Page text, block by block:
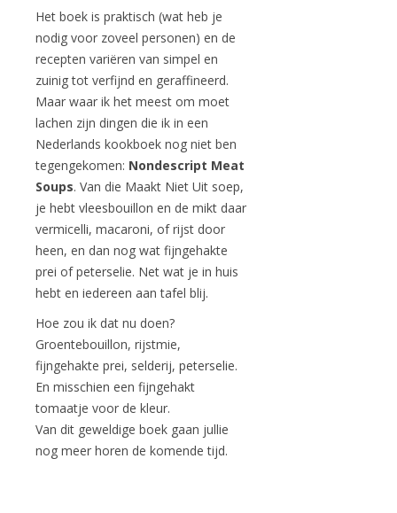
Het boek is praktisch (wat heb je
nodig voor zoveel personen) en de
recepten variëren van simpel en
zuinig tot verfijnd en geraffineerd.
Maar waar ik het meest om moet
lachen zijn dingen die ik in een
Nederlands kookboek nog niet ben
tegengekomen: Nondescript Meat
Soups. Van die Maakt Niet Uit soep,
je hebt vleesbouillon en de mikt daar
vermicelli, macaroni, of rijst door
heen, en dan nog wat fijngehakte
prei of peterselie. Net wat je in huis
hebt en iedereen aan tafel blij.
Hoe zou ik dat nu doen?
Groentebouillon, rijstmie,
fijngehakte prei, selderij, peterselie.
En misschien een fijngehakt
tomaatje voor de kleur.
Van dit geweldige boek gaan jullie
nog meer horen de komende tijd.